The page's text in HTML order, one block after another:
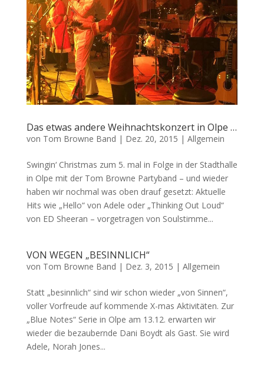
Das etwas andere Weihnachtskonzert in Olpe …
von Tom Browne Band | Dez. 20, 2015 | Allgemein
Swingin‘ Christmas zum 5. mal in Folge in der Stadthalle
in Olpe mit der Tom Browne Partyband – und wieder
haben wir nochmal was oben drauf gesetzt: Aktuelle
Hits wie „Hello“ von Adele oder „Thinking Out Loud“
von ED Sheeran – vorgetragen von Soulstimme...
VON WEGEN „BESINNLICH“
von Tom Browne Band | Dez. 3, 2015 | Allgemein
Statt „besinnlich“ sind wir schon wieder „von Sinnen“,
voller Vorfreude auf kommende X-mas Aktivitäten. Zur
„Blue Notes“ Serie in Olpe am 13.12. erwarten wir
wieder die bezaubernde Dani Boydt als Gast. Sie wird
Adele, Norah Jones...